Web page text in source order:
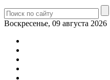
Воскресенье, 09 августа 2026